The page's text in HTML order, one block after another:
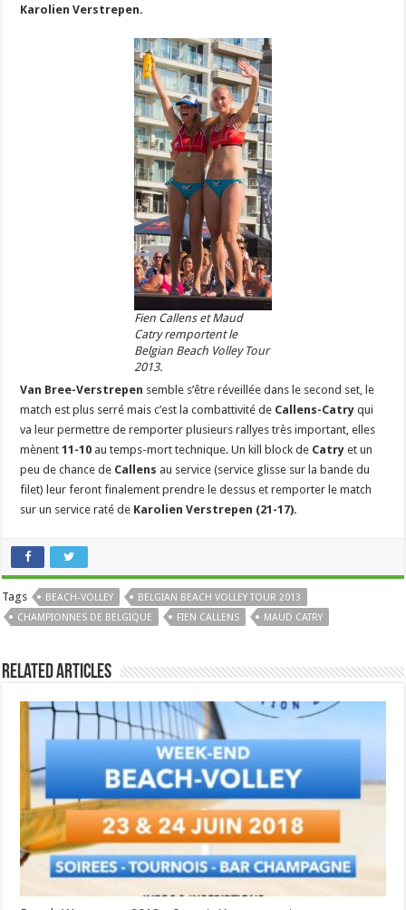
Karolien Verstrepen.
Fien Callens et Maud
Catry remportent le
Belgian Beach Volley Tour
2013.
Van Bree-Verstrepen semble s’être réveillée dans le second set, le
match est plus serré mais c’est la combattivité de Callens-Catry qui
va leur permettre de remporter plusieurs rallyes très important, elles
mènent11-10 au temps-mort technique. Un kill block de Catryet un
peu de chance de Callens au service (service glisse sur la bande du
filet) leur feront finalement prendre le dessus et remporter le match
sur un service raté de Karolien Verstrepen (21-17).
Tags BEACH-VOLLEY
BELGIAN BEACH VOLLEY TOUR 2013
CHAMPIONNES DE BELGIQUE
FIEN CALLENS MAUD CATRY
Related Articles